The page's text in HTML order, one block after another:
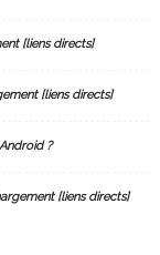
[liens directs]
[liens directs]
?
[liens directs]